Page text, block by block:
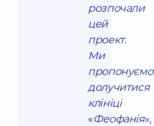
розпочали
цей
проект.
Ми
пропонуємо
долучитися
клініці
«Феофанія»,